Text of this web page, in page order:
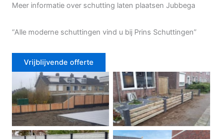
Meer informatie over schutting laten plaatsen Jubbega
“Alle moderne schuttingen vind u bij Prins Schuttingen”
Vrijblijvende offerte
Douglas schutting Tuinhek voortuin